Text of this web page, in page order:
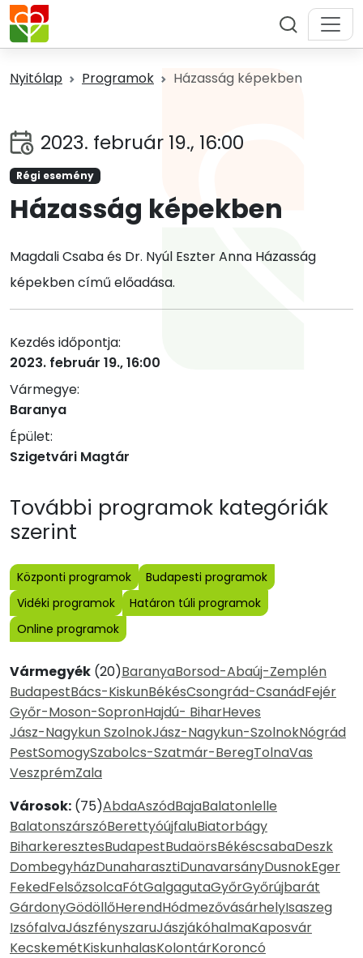
Nyitólap Programok Házasság képekben
2023. február 19., 16:00
Régi esemény
Házasság képekben
Magdali Csaba és Dr. Nyúl Eszter Anna Házasság
képekben című előadása.
Kezdés időpontja:
2023. február 19., 16:00
Vármegye:
Baranya
Épület:
Szigetvári Magtár
További programok kategóriák
szerint
Központi programok
Budapesti programok
Vidéki programok
Határon túli programok
Online programok
Vármegyék (20)BaranyaBorsod-Abaúj-Zemplén
BudapestBács-KiskunBékésCsongrád-CsanádFejér
Győr-Moson-SopronHajdú- BiharHeves
Jász-Nagykun SzolnokJász-Nagykun-SzolnokNógrád
PestSomogySzabolcs-Szatmár-BeregTolnaVas
VeszprémZala
Városok: (75)AbdaAszódBajaBalatonlelle
BalatonszárszóBerettyóújfaluBiatorbágy
BiharkeresztesBudapestBudaörsBékéscsabaDeszk
DombegyházDunaharasztiDunavarsányDusnokEger
FekedFelsőzsolcaFótGalgagutaGyőrGyőrújbarát
GárdonyGödöllőHerendHódmezővásárhelyIsaszeg
IzsófalvaJászfényszaruJászjákóhalmaKaposvár
KecskemétKiskunhalasKolontárKoroncó